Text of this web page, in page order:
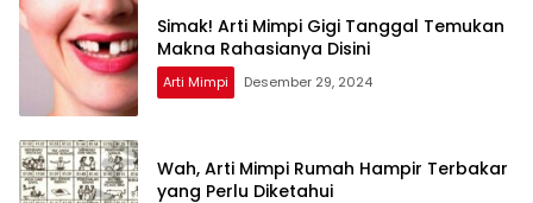
Simak! Arti Mimpi Gigi Tanggal Temukan
Makna Rahasianya Disini
Arti Mimpi Desember 29, 2024
Wah, Arti Mimpi Rumah Hampir Terbakar
yang Perlu Diketahui